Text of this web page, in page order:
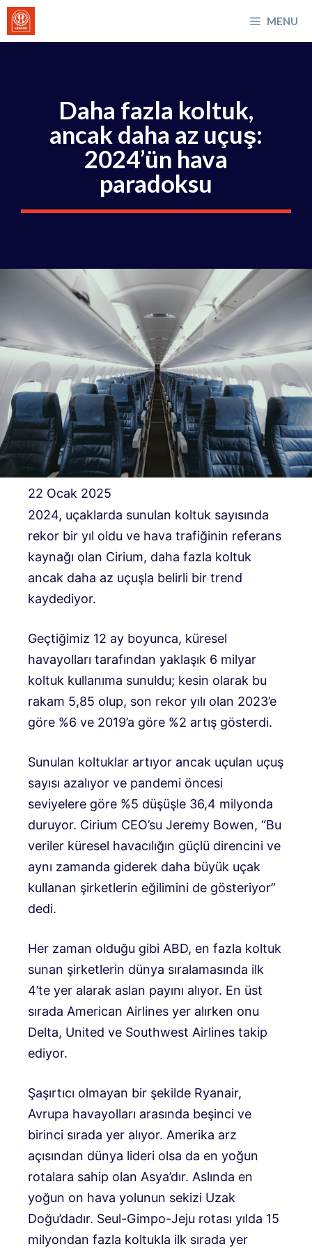
İçeriğe
atla
MENU
Daha fazla koltuk,
ancak daha az uçuş:
2024’ün hava
paradoksu
22 Ocak 2025
2024, uçaklarda sunulan koltuk sayısında
rekor bir yıl oldu ve hava trafiğinin referans
kaynağı olan Cirium, daha fazla koltuk
ancak daha az uçuşla belirli bir trend
kaydediyor.
Geçtiğimiz 12 ay boyunca, küresel
havayolları tarafından yaklaşık 6 milyar
koltuk kullanıma sunuldu; kesin olarak bu
rakam 5,85 olup, son rekor yılı olan 2023’e
göre %6 ve 2019’a göre %2 artış gösterdi.
Sunulan koltuklar artıyor ancak uçulan uçuş
sayısı azalıyor ve pandemi öncesi
seviyelere göre %5 düşüşle 36,4 milyonda
duruyor. Cirium CEO’su Jeremy Bowen, “Bu
veriler küresel havacılığın güçlü direncini ve
aynı zamanda giderek daha büyük uçak
kullanan şirketlerin eğilimini de gösteriyor”
dedi.
Her zaman olduğu gibi ABD, en fazla koltuk
sunan şirketlerin dünya sıralamasında ilk
4’te yer alarak aslan payını alıyor. En üst
sırada American Airlines yer alırken onu
Delta, United ve Southwest Airlines takip
ediyor.
Şaşırtıcı olmayan bir şekilde Ryanair,
Avrupa havayolları arasında beşinci ve
birinci sırada yer alıyor. Amerika arz
açısından dünya lideri olsa da en yoğun
rotalara sahip olan Asya’dır. Aslında en
yoğun on hava yolunun sekizi Uzak
Doğu’dadır. Seul-Gimpo-Jeju rotası yılda 15
milyondan fazla koltukla ilk sırada yer